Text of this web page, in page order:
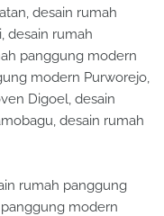
desain rumah
desain rumah
panggung modern
modern Purworejo,
Digoel, desain
desain rumah
rumah panggung
modern